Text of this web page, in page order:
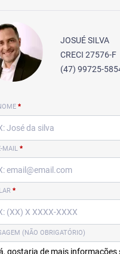
JOSUÉ SILVA
CRECI 27576-F
(47) 99725-
*
MAIL *
*
(NÃO OBRIGATÓRIO)